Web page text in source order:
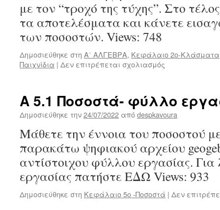
με τον “τροχό της τύχης”. Στο
τα αποτελέσματα και κάνετε
των ποσοστών. Views: 748
Δημοσιεύθηκε στη Α΄ ΑΛΓΕΒΡΑ, Κεφάλαιο 2ο-Κλάσματα
Παιχνίδια | Δεν επιτρέπεται σχολιασμός
1ο-2ο-
Α΄
Α 5.1 Ποσοστά- φύλλο
Δημοσιεύθηκε την24/07/2022 απόdespkavoura
Μάθετε την έννοια του ποσοστού
παρακάτω ψηφιακού αρχείου
αντίστοιχου φύλλου εργασίας.
εργασίας πατήστε ΕΔΩ Views: 933
Δημοσιεύθηκε στη Κεφάλαιο 5ο -Ποσοστά | Δεν